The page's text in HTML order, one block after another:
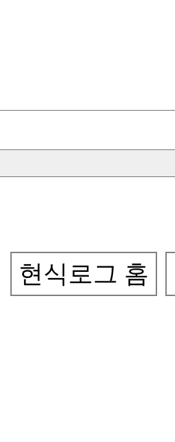
현식로그 홈